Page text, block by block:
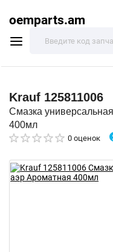
oemparts.am
Krauf 125811006
Смазка
400мл
0 оценок